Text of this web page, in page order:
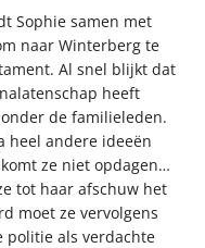
Sophie samen met
naar Winterberg te
Al snel blijkt dat
heeft
de familieleden.
heel andere ideeën
ze niet opdagen…
tot haar afschuw het
moet ze vervolgens
politie als verdachte